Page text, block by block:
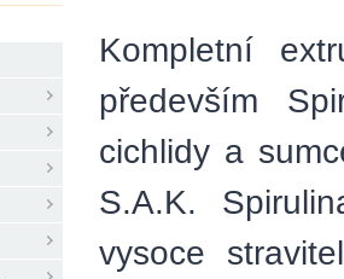
Kompletní
především
cichlidy a
S.A.K.
vysoce